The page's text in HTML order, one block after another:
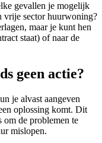
gevallen je mogelijk
vrije sector huurwoning?
maar je kunt hen
staat) of naar de
geen actie?
je alvast aangeven
oplossing komt. Dit
om de problemen te
mislopen.